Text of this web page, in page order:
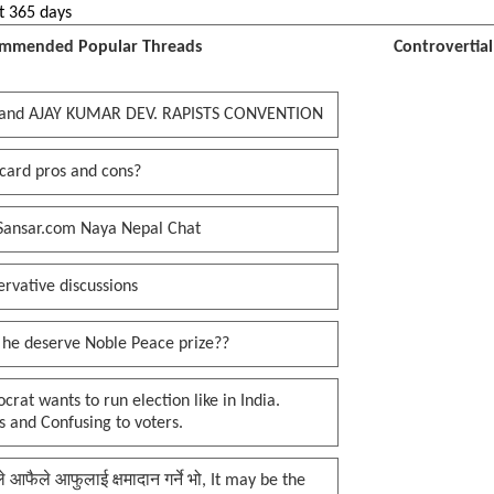
365 days
Popular Threads
Controvertial
AJAY KUMAR DEV. RAPISTS CONVENTION
pros and cons?
Naya Nepal Chat
discussions
he deserve Noble Peace prize??
wants to run election like in India.
and Confusing to voters.
आफैले आफुलाई क्षमादान गर्ने भो, It may be the